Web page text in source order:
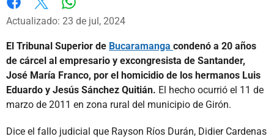
Facebook
X
Actualizado: 23 de jul, 2024
El Tribunal Superior de Bucaramanga condenó a 20 años
de cárcel al empresario y excongresista de Santander,
José María Franco, por el homicidio de los hermanos Luis
Eduardo y Jesús Sánchez Quitián. El hecho ocurrió el 11 de
marzo de 2011 en zona rural del municipio de Girón.
Dice el fallo judicial que Rayson Ríos Durán, Didier Cardenas